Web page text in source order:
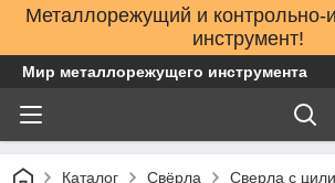
Металлорежущий и контрольно-
инструмент!
Мир металлорежущего инструмента
Каталог Свёрла Сверла с